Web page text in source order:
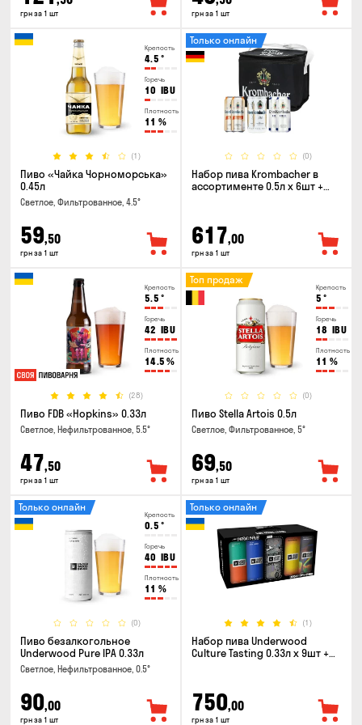
грн за 1 шт грн за 1 шт
Крепость
4.5 °
Горечь
10 IBU
Плотность
11 %
(1)
Пиво «Чайка Чорноморська»
0.45л
Светлое, Фильтрованное, 4.5°
59,50
грн за 1 шт
(0)
Только онлайн
Набор пива Krombacher в
ассортименте 0.5л х 6шт +
617,00
грн за 1 шт
Крепость
5.5 °
Горечь
42 IBU
Плотность
14.5 %
(28)
Пиво FDB «Hopkins» 0.33л
Светлое, Нефильтрованное, 5.5°
47,50
грн за 1 шт
Крепость
5 °
Горечь
18 IBU
Плотность
11 %
(0)
Топ продаж
Пиво Stella Artois 0.5л
Светлое, Фильтрованное, 5°
69,50
грн за 1 шт
Крепость
0.5 °
Горечь
40 IBU
Плотность
11 %
(0)
Только онлайн
Пиво безалкогольное
Underwood Pure IPA 0.33л
Светлое, Нефильтрованное, 0.5°
90,00
грн за 1 шт
(1)
Только онлайн
Набор пива Underwood
Culture Tasting 0.33л x 9шт +
750,00
грн за 1 шт